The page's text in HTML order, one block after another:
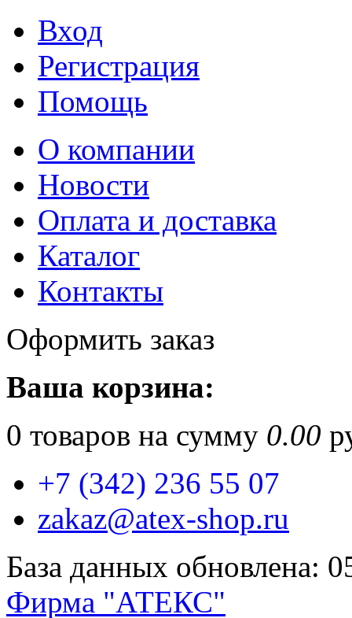
Вход
Регистрация
Помощь
О компании
Новости
Оплата и доставка
Каталог
Контакты
Оформить заказ
Ваша корзина:
0 товаров на сумму 0.00
+7 (342) 236 55 07
zakaz@atex-shop.ru
База данных обновлена:
Фирма "АТЕКС"